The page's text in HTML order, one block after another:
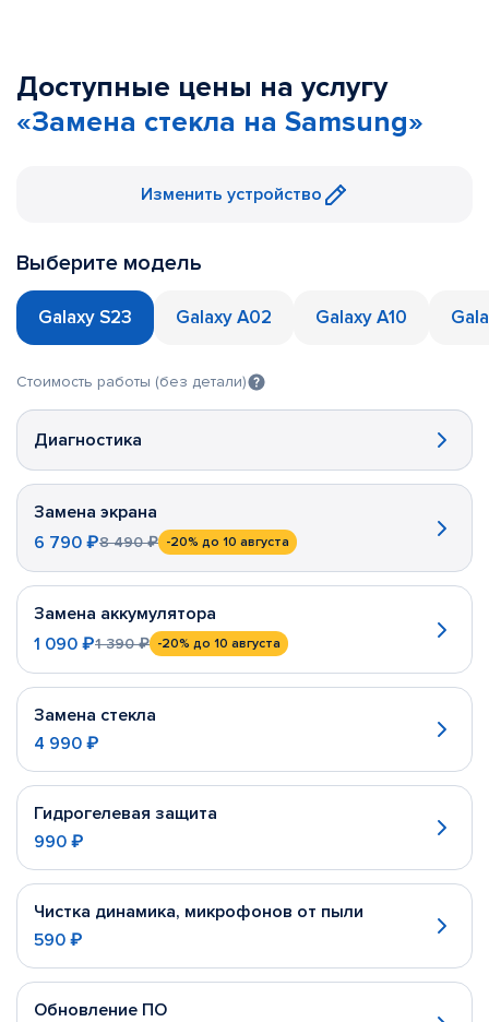
Доступные цены на услугу
«Замена стекла на Samsung»
Изменить устройство
Выберите модель
Galaxy S23 Galaxy A02 Galaxy A10
Стоимость работы (без детали)
Диагностика
Замена экрана
6 790 ₽8 490 ₽ -20% до 10 августа
Замена аккумулятора
1 090 ₽1 390 ₽ -20% до 10 августа
Замена стекла
4 990 ₽
Гидрогелевая защита
990 ₽
Чистка динамика, микрофонов от пыли
590 ₽
Обновление ПО